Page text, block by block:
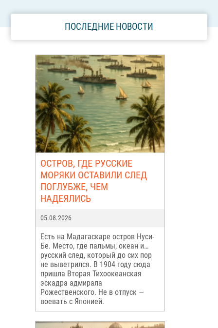
ПОСЛЕДНИЕ НОВОСТИ
ОСТРОВ, ГДЕ РУССКИЕ
МОРЯКИ ОСТАВИЛИ СЛЕД
ПОГЛУБЖЕ, ЧЕМ
НАДЕЯЛИСЬ
05.08.2026
Есть на Мадагаскаре остров Нуси-
Бе. Место, где пальмы, океан и…
русский след, который до сих пор
не выветрился. В 1904 году сюда
пришла Вторая Тихоокеанская
эскадра адмирала
Рожественского. Не в отпуск —
воевать с Японией.